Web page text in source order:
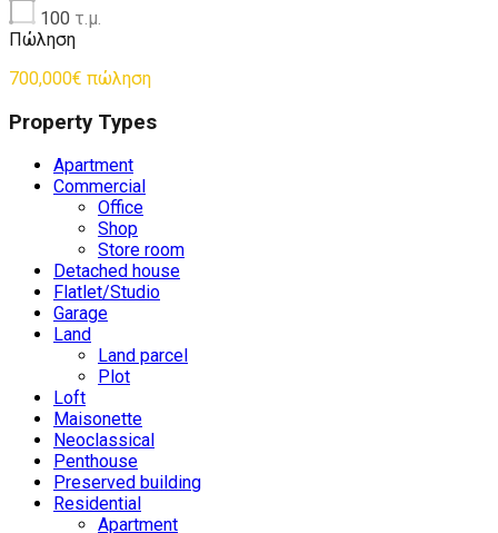
100 τ.μ.
Πώληση
700,000€ πώληση
Property Types
Apartment
Commercial
Office
Shop
Store room
Detached house
Flatlet/Studio
Garage
Land
Land parcel
Plot
Loft
Maisonette
Neoclassical
Penthouse
Preserved building
Residential
Apartment